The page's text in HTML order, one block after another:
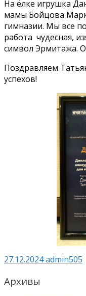
На ёлке игрушка
мамы Бойцова
гимназии. Мы все
работа чудесная,
символ Эрмитажа.
Поздравляем
успехов!
27.12.2024admin505
Архивы